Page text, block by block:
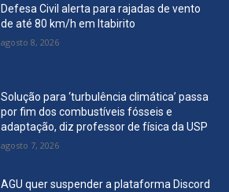
Defesa Civil alerta para rajadas de vento
de até 80 km/h em Itabirito
agosto 8, 2026
Solução para ‘turbulência climática’ passa
por fim dos combustíveis fósseis e
adaptação, diz professor de física da USP
agosto 7, 2026
AGU quer suspender a plataforma Discord